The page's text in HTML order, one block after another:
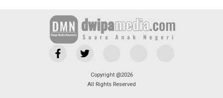
Copyright @2026
All Rights Reserved